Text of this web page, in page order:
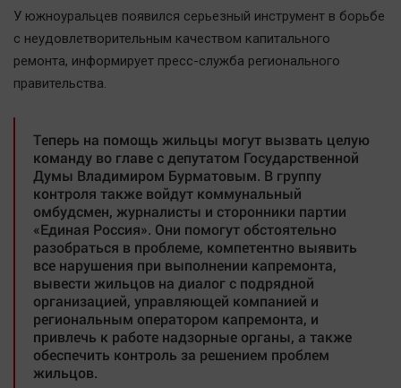
Наша победа
Общество
Политика
Экономика
Происшествия
Здоровье
Культура
Курилка
Мнения
Спорт
Технологии
Отраслевые темы
Hедвижимость
Образование
У южноуральцев появился серьезный инструмент в борьбе
с неудовлетворительным качеством капитального
ремонта, информирует пресс-служба регионального
правительства.
Теперь на помощь жильцы могут вызвать целую
команду во главе с депутатом Государственной
Думы Владимиром Бурматовым. В группу
контроля также войдут коммунальный
омбудсмен, журналисты и сторонники партии
«Единая Россия». Они помогут обстоятельно
разобраться в проблеме, компетентно выявить
все нарушения при выполнении капремонта,
вывести жильцов на диалог с подрядной
организацией, управляющей компанией и
региональным оператором капремонта, и
привлечь к работе надзорные органы, а также
обеспечить контроль за решением проблем
жильцов.